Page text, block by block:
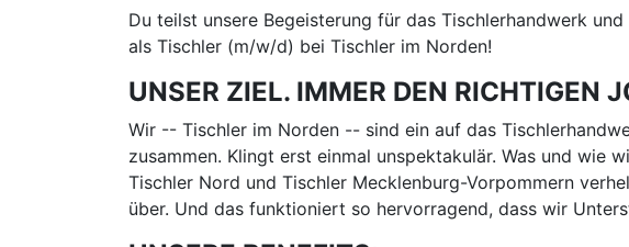
Du teilst unsere Begeisterung für das Tischlerhandwerk
als Tischler (m/w/d) bei Tischler im Norden!
UNSER ZIEL. IMMER DEN RICHTIGEN
Wir -- Tischler im Norden -- sind ein auf das
zusammen. Klingt erst einmal unspektakulär. Was und wie
Tischler Nord und Tischler Mecklenburg-Vorpommern
über. Und das funktioniert so hervorragend, dass wir